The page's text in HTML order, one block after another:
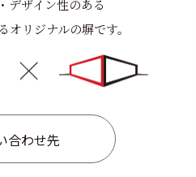
デザイン性のある
オリジナルの塀です。
合わせ先